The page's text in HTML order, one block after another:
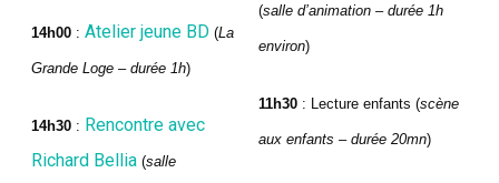
14h00 : Atelier jeune BD(La
Grande Loge – durée 1h)
14h30 : Rencontre avec
Richard Bellia(salle
(salle d’animation – durée 1h
environ)
11h30 : Lecture enfants (scène
aux enfants – durée 20mn)